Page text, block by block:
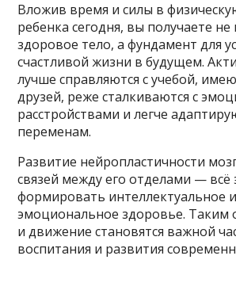
Вложив время и силы в
ребенка сегодня, вы получаете не
здоровое тело, а фундамент для
счастливой жизни в будущем.
лучше справляются с учебой,
друзей, реже сталкиваются с
расстройствами и легче
переменам.
Развитие нейропластичности
связей между его отделами — всё
формировать интеллектуальное и
эмоциональное здоровье. Таким
и движение становятся важной
воспитания и развития